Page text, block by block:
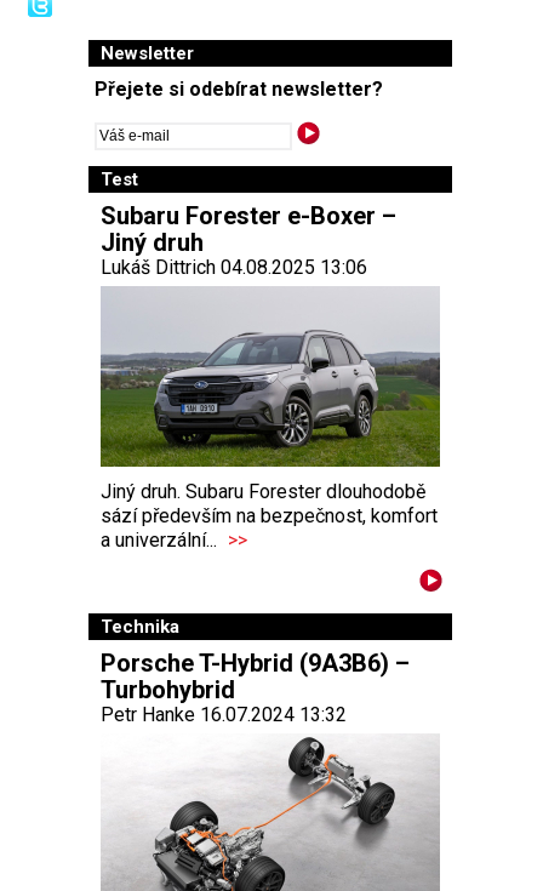
Newsletter
Přejete si odebírat newsletter?
Test
Subaru Forester e-Boxer –
Jiný druh
Lukáš Dittrich 04.08.2025 13:06
Jiný druh. Subaru Forester dlouhodobě
sází především na bezpečnost, komfort
a univerzální... >>
Technika
Porsche T-Hybrid (9A3B6) –
Turbohybrid
Petr Hanke 16.07.2024 13:32